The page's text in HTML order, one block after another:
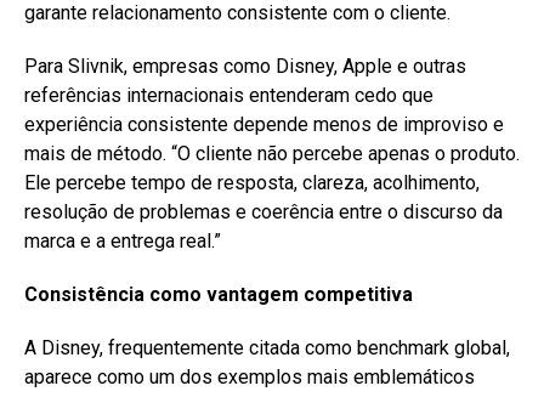
garante relacionamento consistente com o cliente.
Para Slivnik, empresas como Disney, Apple e outras
referências internacionais entenderam cedo que
experiência consistente depende menos de improviso e
mais de método. “O cliente não percebe apenas o produto.
Ele percebe tempo de resposta, clareza, acolhimento,
resolução de problemas e coerência entre o discurso da
marca e a entrega real.”
Consistência como vantagem competitiva
A Disney, frequentemente citada como benchmark global,
aparece como um dos exemplos mais emblemáticos